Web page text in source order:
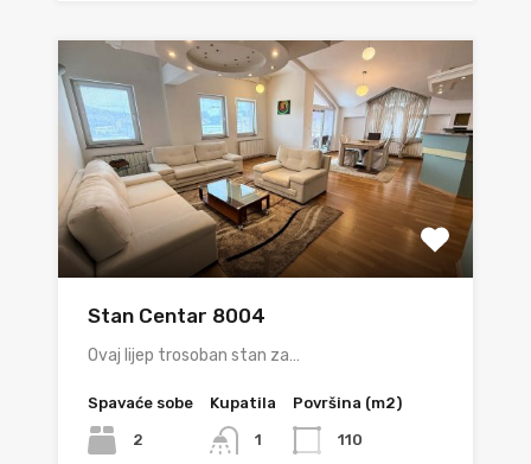
Stan Centar 8004
Ovaj lijep trosoban stan za…
Spavaće sobe
2
Kupatila
1
Površina (m2)
110